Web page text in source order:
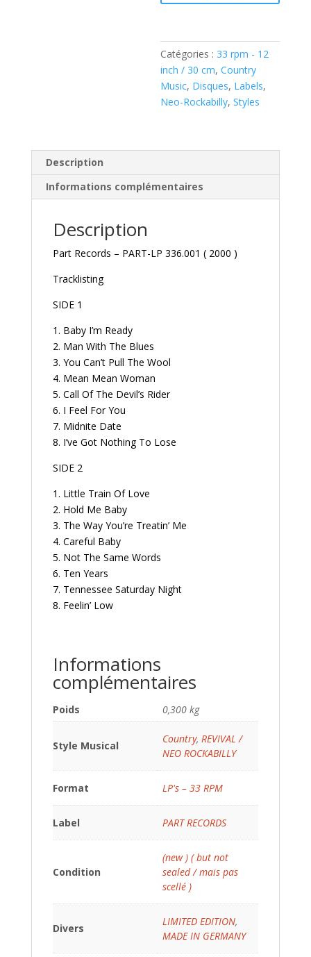
(
Vinyl
LP)
Catégories : 33 rpm - 12
inch / 30 cm,Country
Music, Disques, Labels,
Neo-Rockabilly,Styles
Description
Informations complémentaires
Description
Part Records – PART-LP 336.001 ( 2000 )
Tracklisting
SIDE 1
1. Baby I’m Ready
2. Man With The Blues
3. You Can’t Pull The Wool
4. Mean Mean Woman
5. Call Of The Devil’s Rider
6. I Feel For You
7. Midnite Date
8. I’ve Got Nothing To Lose
SIDE 2
1. Little Train Of Love
2. Hold Me Baby
3. The Way You’re Treatin’ Me
4. Careful Baby
5. Not The Same Words
6. Ten Years
7. Tennessee Saturday Night
8. Feelin’ Low
Informations
complémentaires
Poids 0,300 kg
Style Musical
Country, REVIVAL /
NEO ROCKABILLY
Format LP's – 33 RPM
Label PART RECORDS
Condition
(new ) ( but not
sealed / mais pas
scellé )
Divers
LIMITED EDITION,
MADE IN GERMANY